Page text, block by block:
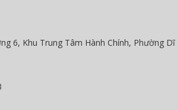
6, Khu Trung Tâm Hành Chính, Phường Dĩ